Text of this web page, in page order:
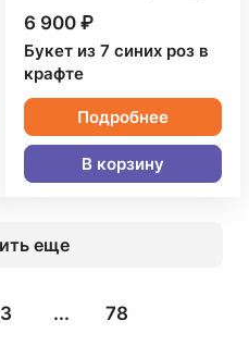
6 900 ₽
Букет из 7 синих роз в
крафте
Подробнее
В корзину
еще
3 ... 78